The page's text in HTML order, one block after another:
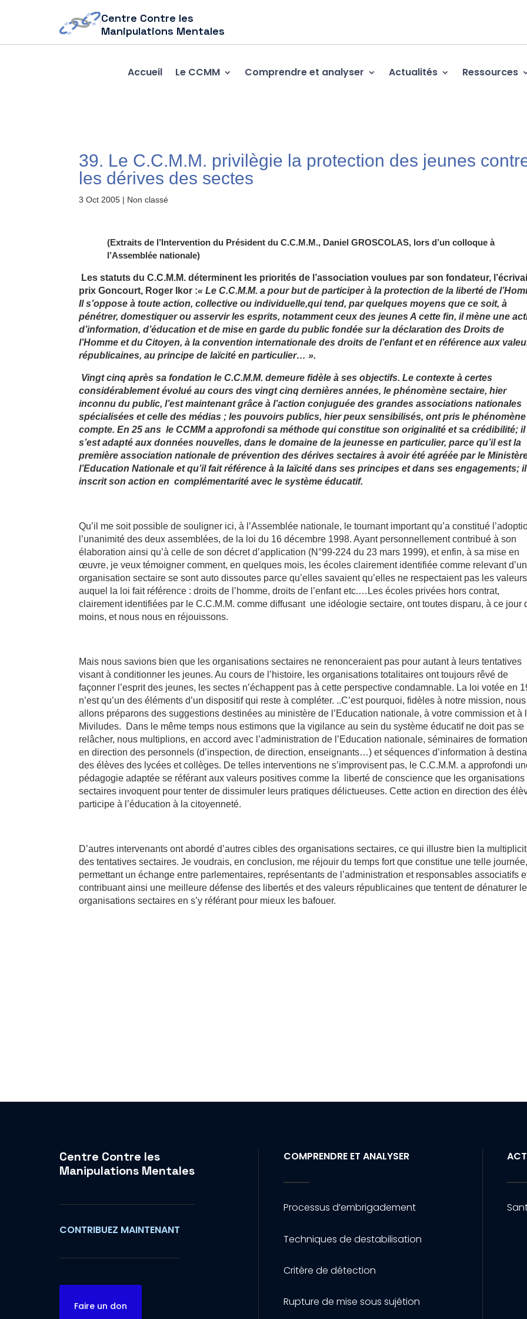
Centre Contre les
Manipulations Mentales
Accueil Le CCMM Comprendre et analyser Actualités Ressources
39. Le C.C.M.M. privilègie la protection des jeunes
les dérives des sectes
3 Oct 2005 | Non classé
(Extraits de l’Intervention du Président du C.C.M.M., Daniel GROSCOLAS, lors d’un colloque à
l’Assemblée nationale)
Les statuts du C.C.M.M. déterminent les priorités de l’association voulues par son fondateur,
prix Goncourt, Roger Ikor :« Le C.C.M.M. a pour but de participer à la protection de la liberté de
Il s’oppose à toute action, collective ou individuelle,qui tend, par quelques moyens que ce soit, à
pénétrer, domestiquer ou asservir les esprits, notamment ceux des jeunes A cette fin, il mène une
d’information, d’éducation et de mise en garde du public fondée sur la déclaration des Droits de
l’Homme et du Citoyen, à la convention internationale des droits de l’enfant et en référence aux
républicaines, au principe de laïcité en particulier… ».
Vingt cinq après sa fondation le C.C.M.M. demeure fidèle à ses objectifs. Le contexte à certes
considérablement évolué au cours des vingt cinq dernières années, le phénomène sectaire, hier
inconnu du public, l’est maintenant grâce à l’action conjuguée des grandes associations nationales
spécialisées et celle des médias ; les pouvoirs publics, hier peux sensibilisés, ont pris le phénomène
compte. En 25 ans le CCMM a approfondi sa méthode qui constitue son originalité et sa crédibilité; il
s’est adapté aux données nouvelles, dans le domaine de la jeunesse en particulier, parce qu’il est la
première association nationale de prévention des dérives sectaires à avoir été agréée par le
l’Education Nationale et qu’il fait référence à la laïcité dans ses principes et dans ses engagements; il
inscrit son action en complémentarité avec le système éducatif.
Qu’il me soit possible de souligner ici, à l’Assemblée nationale, le tournant important qu’a constitué
l’unanimité des deux assemblées, de la loi du 16 décembre 1998. Ayant personnellement contribué à son
élaboration ainsi qu’à celle de son décret d’application (N°99-224 du 23 mars 1999), et enfin, à sa mise en
œuvre, je veux témoigner comment, en quelques mois, les écoles clairement identifiée comme relevant
organisation sectaire se sont auto dissoutes parce qu’elles savaient qu’elles ne respectaient pas les valeurs
auquel la loi fait référence : droits de l’homme, droits de l’enfant etc.…Les écoles privées hors contrat,
clairement identifiées par le C.C.M.M. comme diffusant une idéologie sectaire, ont toutes disparu, à ce jour
moins, et nous nous en réjouissons.
Mais nous savions bien que les organisations sectaires ne renonceraient pas pour autant à leurs tentatives
visant à conditionner les jeunes. Au cours de l’histoire, les organisations totalitaires ont toujours rêvé de
façonner l’esprit des jeunes, les sectes n’échappent pas à cette perspective condamnable. La loi votée en
n’est qu’un des éléments d’un dispositif qui reste à compléter. ..C’est pourquoi, fidèles à notre mission, nous
allons préparons des suggestions destinées au ministère de l’Education nationale, à votre commission et à
Miviludes.
Dans le même temps nous estimons que la vigilance au sein du système éducatif ne doit pas se
relâcher, nous multiplions, en accord avec l’administration de l’Education nationale, séminaires de
en direction des personnels (d’inspection, de direction, enseignants…) et séquences d’information à
des élèves des lycées et collèges. De telles interventions ne s’improvisent pas, le C.C.M.M. a approfondi
pédagogie adaptée se référant aux valeurs positives comme la
liberté de conscience que les organisations
sectaires invoquent pour tenter de dissimuler leurs pratiques délictueuses. Cette action en direction des
participe à l’éducation à la citoyenneté.
D’autres intervenants ont abordé d’autres cibles des organisations sectaires, ce qui illustre bien la
des tentatives sectaires. Je voudrais, en conclusion, me réjouir du temps fort que constitue une telle journée,
permettant un échange entre parlementaires, représentants de l’administration et responsables associatifs
contribuant ainsi une meilleure défense des libertés et des valeurs républicaines que tentent de dénaturer
organisations sectaires en s’y référant pour mieux les bafouer.
Centre Contre les
Manipulations Mentales
CONTRIBUEZ MAINTENANT
Faire un don
COMPRENDRE ET ANALYSER
Processus d’embrigadement
Techniques de destabilisation
Critère de détection
Rupture de mise sous sujétion